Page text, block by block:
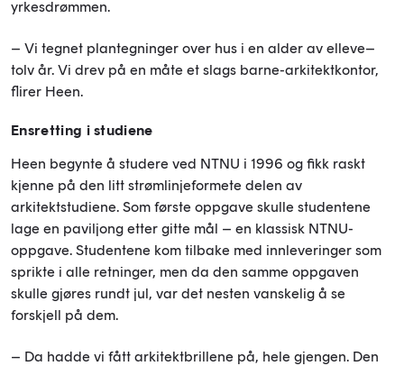
yrkesdrømmen.
– Vi tegnet plantegninger over hus i en alder av elleve–
tolv år. Vi drev på en måte et slags barne-arkitektkontor,
flirer Heen.
Ensretting i studiene
Heen begynte å studere ved NTNU i 1996 og fikk raskt
kjenne på den litt strømlinjeformete delen av
arkitektstudiene. Som første oppgave skulle studentene
lage en paviljong etter gitte mål – en klassisk NTNU-
oppgave. Studentene kom tilbake med innleveringer som
sprikte i alle retninger, men da den samme oppgaven
skulle gjøres rundt jul, var det nesten vanskelig å se
forskjell på dem.
– Da hadde vi fått arkitektbrillene på, hele gjengen. Den